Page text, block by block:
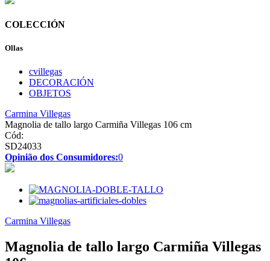
COLECCIÓN
Ollas
cvillegas
DECORACIÓN
OBJETOS
Carmina Villegas
Magnolia de tallo largo Carmiña Villegas 106 cm
Cód:
SD24033
Opinião dos Consumidores:0
Carmina Villegas
Magnolia de tallo largo Carmiña Villegas